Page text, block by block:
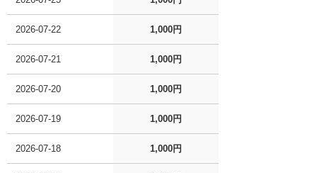
2026-07-22 1,000円
2026-07-21 1,000円
2026-07-20 1,000円
2026-07-19 1,000円
2026-07-18 1,000円